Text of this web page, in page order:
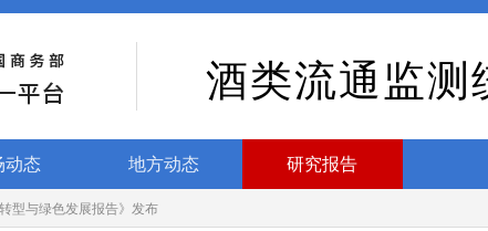
酒类流通监测
动态 地方动态 研究报告
型与绿色发展报告》发布